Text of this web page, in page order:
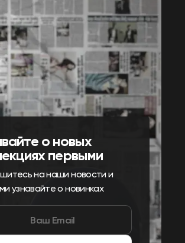
о новых
первыми
на наши новости и
узнавайте о новинках